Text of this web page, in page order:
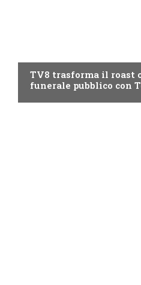
TV8 trasforma il roast
funerale pubblico con